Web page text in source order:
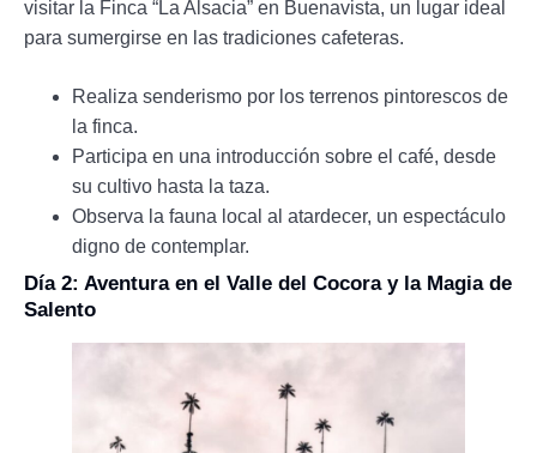
visitar la Finca “La Alsacia” en Buenavista, un lugar ideal
para sumergirse en las tradiciones cafeteras.
Realiza senderismo por los terrenos pintorescos de
la finca.
Participa en una introducción sobre el café, desde
su cultivo hasta la taza.
Observa la fauna local al atardecer, un espectáculo
digno de contemplar.
Día 2: Aventura en el Valle del Cocora y la Magia de
Salento